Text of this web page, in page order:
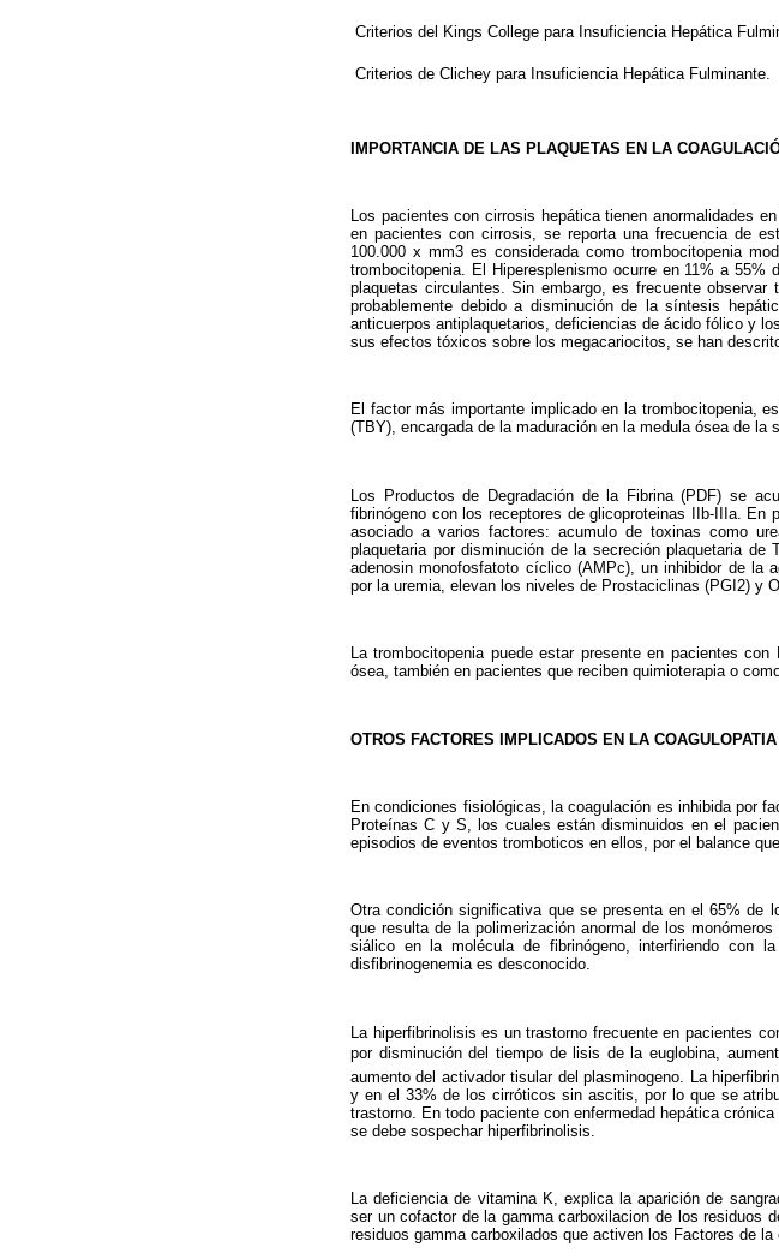
 Criterios del Kings College para Insuficiencia Hepática
 Criterios de Clichey para Insuficiencia Hepática Fulminante.
IMPORTANCIA DE LAS PLAQUETAS EN LA
Los pacientes con cirrosis hepática tienen anormalidades
en pacientes con cirrosis, se reporta una frecuencia de
100.000 x mm3 es considerada como trombocitopenia
trombocitopenia. El Hiperesplenismo ocurre en 11% a
plaquetas circulantes. Sin embargo, es frecuente
probablemente debido a disminución de la síntesis
anticuerpos antiplaquetarios, deficiencias de ácido fólico y
sus efectos tóxicos sobre los megacariocitos, se han
El factor más importante implicado en la trombocitopenia,
(TBY), encargada de la maduración en la medula ósea de
Los Productos de Degradación de la Fibrina (PDF) se
fibrinógeno con los receptores de glicoproteinas IIb-IIIa.
asociado a varios factores: acumulo de toxinas como
plaquetaria por disminución de la secreción plaquetaria
adenosin monofosfatoto cíclico (AMPc), un inhibidor de la
por la uremia, elevan los niveles de Prostaciclinas (PGI2) y
La trombocitopenia puede estar presente en pacientes
ósea, también en pacientes que reciben quimioterapia o
OTROS FACTORES IMPLICADOS EN LA
En condiciones fisiológicas, la coagulación es inhibida por
Proteínas C y S, los cuales están disminuidos en el
episodios de eventos tromboticos en ellos, por el balance
Otra condición significativa que se presenta en el 65% de
que resulta de la polimerización anormal de los
siálico en la molécula de fibrinógeno, interfiriendo con
disfibrinogenemia es desconocido.
La hiperfibrinolisis es un trastorno frecuente en pacientes
por disminución del tiempo de lisis de la euglobina,
aumento del activador tisular del plasminogeno. La
y en el 33% de los cirróticos sin ascitis, por lo que se
tras­torno. En todo paciente con enfermedad hepática
se debe sospechar hiperfibrinolisis.
La deficiencia de vitamina K, explica la aparición de
ser un cofactor de la gamma carboxilacion de los residuos
residuos gamma carboxilados que activen los Factores de